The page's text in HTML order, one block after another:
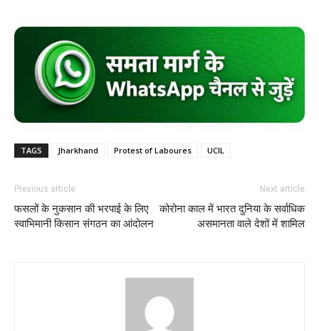
TAGS Jharkhand Protest of Laboures UCIL
Previous article
फसलों के नुकसान की भरपाई के लिए
स्वाभिमानी किसान संगठन का आंदोलन
Next article
कोरोना काल में भारत दुनिया के सर्वाधिक
असमानता वाले देशों में शामिल